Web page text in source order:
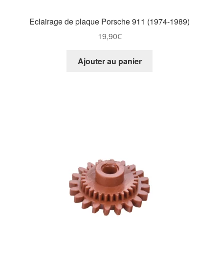
Eclairage de plaque Porsche 911 (1974-1989)
19,90€
Ajouter au panier